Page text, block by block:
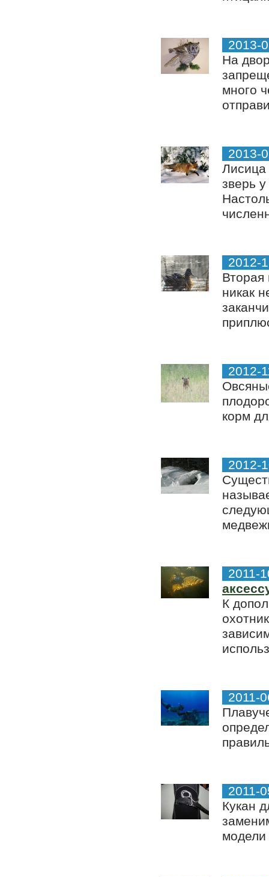
2013-
На
много
2013-
зверь
2012-
Вторая
никак
2012-
корм
2012-
2011-
К
2011-
2011-
Кукан
модели